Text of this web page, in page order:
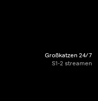
Großkatzen 24/7
S1-2 streamen